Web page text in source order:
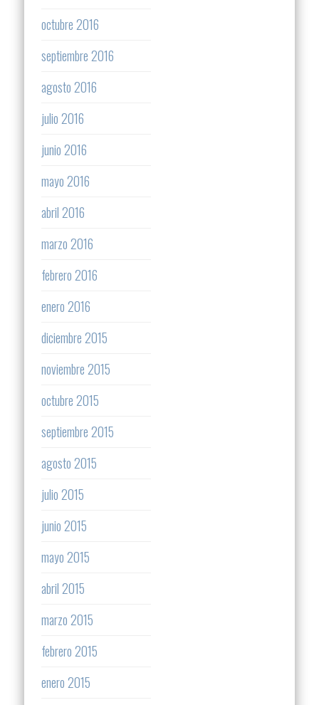
octubre 2016
septiembre 2016
agosto 2016
julio 2016
junio 2016
mayo 2016
abril 2016
marzo 2016
febrero 2016
enero 2016
diciembre 2015
noviembre 2015
octubre 2015
septiembre 2015
agosto 2015
julio 2015
junio 2015
mayo 2015
abril 2015
marzo 2015
febrero 2015
enero 2015